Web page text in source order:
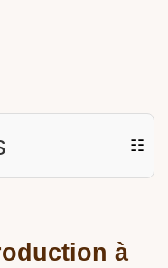
☷
à